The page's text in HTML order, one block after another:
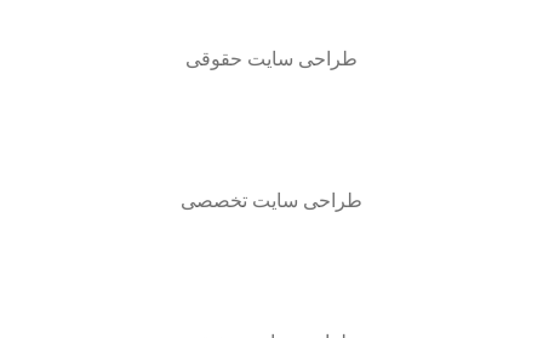
طراحی سایت حقوقی
طراحی سایت تخصصی